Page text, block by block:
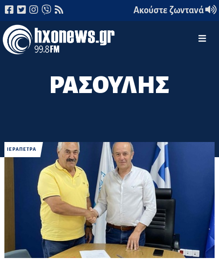
Ακούστε ζωντανά
ΡΑΣΟΥΛΗΣ
ΙΕΡΑΠΕΤΡΑ